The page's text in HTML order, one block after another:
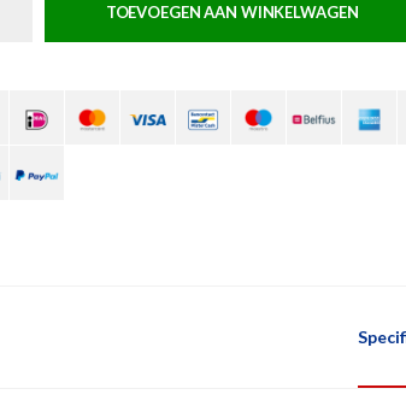
TOEVOEGEN AAN WINKELWAGEN